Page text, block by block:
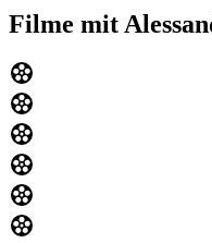
Filme mit